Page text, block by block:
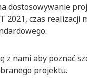
dostosowywanie
2021, czas realizacji
z nami aby poznać
projektu.